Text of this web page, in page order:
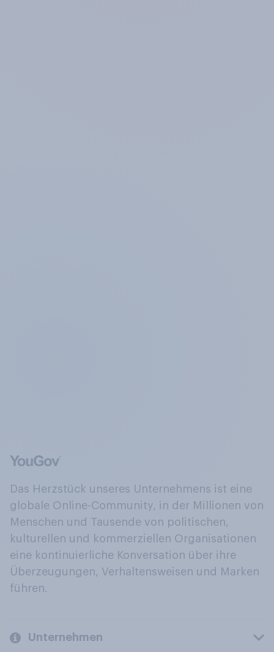
Das Herzstück unseres Unternehmens ist eine
globale Online-Community, in der Millionen von
Menschen und Tausende von politischen,
kulturellen und kommerziellen Organisationen
eine kontinuierliche Konversation über ihre
Überzeugungen, Verhaltensweisen und Marken
führen.
Unternehmen